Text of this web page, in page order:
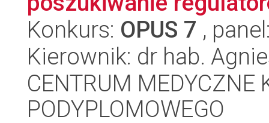
Konkurs: OPUS 7 ,
Kierownik: dr hab.
CENTRUM MEDYCZNE
PODYPLOMOWEGO